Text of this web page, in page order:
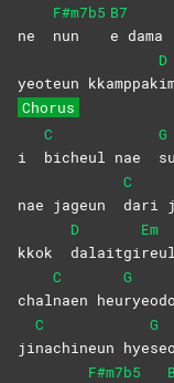
ne
F#m7b5
nun
B7
e dama
yeoteun kkamppak
D
Chorus
i
C
bicheul nae
G
nae jageun
C
dari
kkok
D
dalaitgi
Em
reul
chal
C
naen heu
G
ryeodo
ji
C
nachineun hye
G
F#m7b5